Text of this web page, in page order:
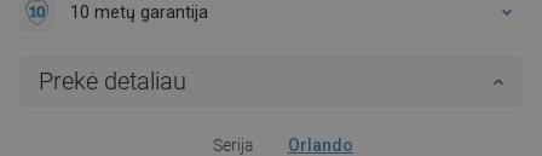
10 metų garantija
Prekė detaliau
Serija Orlando